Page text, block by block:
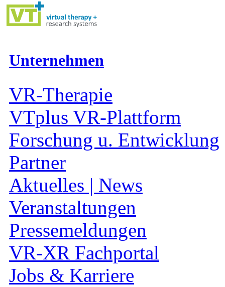
Unternehmen
VR-Therapie
VTplus VR-Plattform
Forschung u. Entwicklung
Partner
Aktuelles | News
Veranstaltungen
Pressemeldungen
VR-XR Fachportal
Jobs & Karriere